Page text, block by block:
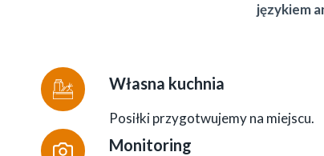
językiem
Własna kuchnia
Posiłki przygotwujemy na miejscu.
Monitoring